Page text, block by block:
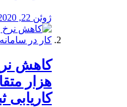
ژوئن 22, 2020
هزار
کاریابی